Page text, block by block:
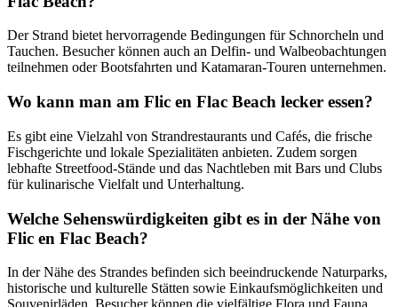
Der Strand bietet hervorragende Bedingungen für Schnorcheln und
Tauchen. Besucher können auch an Delfin- und Walbeobachtungen
teilnehmen oder Bootsfahrten und Katamaran-Touren unternehmen.
Wo kann man am Flic en Flac Beach lecker essen?
Es gibt eine Vielzahl von Strandrestaurants und Cafés, die frische
Fischgerichte und lokale Spezialitäten anbieten. Zudem sorgen
lebhafte Streetfood-Stände und das Nachtleben mit Bars und Clubs
für kulinarische Vielfalt und Unterhaltung.
Welche Sehenswürdigkeiten gibt es in der Nähe von
Flic en Flac Beach?
In der Nähe des Strandes befinden sich beeindruckende Naturparks,
historische und kulturelle Stätten sowie Einkaufsmöglichkeiten und